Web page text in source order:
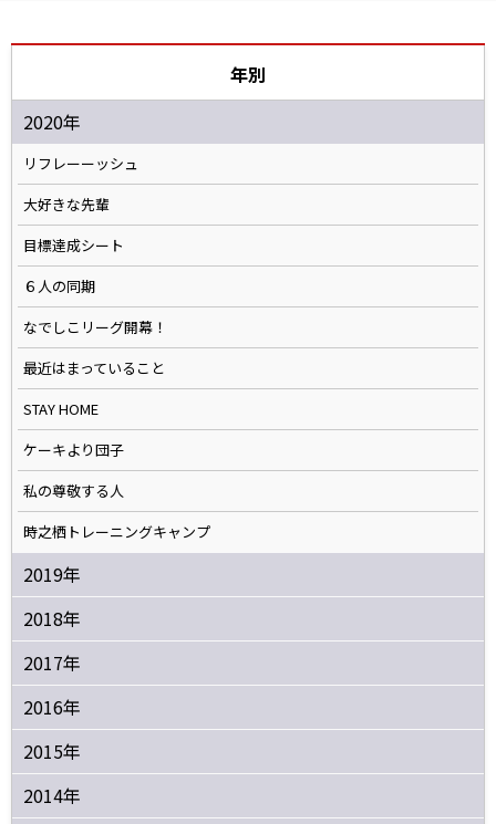
年別
2020年
リフレーーッシュ
大好きな先輩
目標達成シート
６人の同期
なでしこリーグ開幕！
最近はまっていること
STAY HOME
ケーキより団子
私の尊敬する人
時之栖トレーニングキャンプ
2019年
2018年
2017年
2016年
2015年
2014年